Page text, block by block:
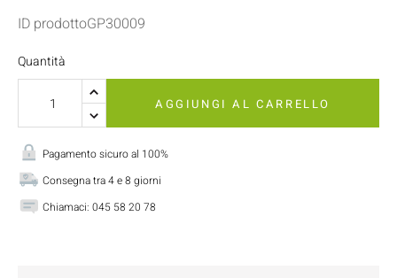
ID prodottoGP30009
Quantità
AGGIUNGI AL CARRELLO
Pagamento sicuro al 100%
Consegna tra 4 e 8 giorni
Chiamaci: 045 58 20 78